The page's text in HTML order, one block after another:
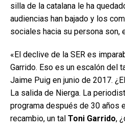
silla de la catalana le ha
audiencias han bajado y los
sociales hacia su persona son,
«El declive de la SER es
Garrido. Eso es un escalón del
Jaime Puig en junio de 2017.
La salida de Nierga. La
programa después de 30 años
recambio, un tal Toni Garrido,